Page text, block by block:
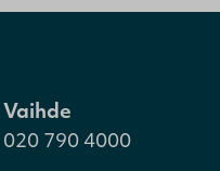
Vaihde
020 790 4000